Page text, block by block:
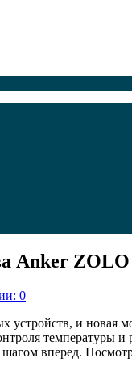
Anker
0
устройств, и
температуры и
вперед.